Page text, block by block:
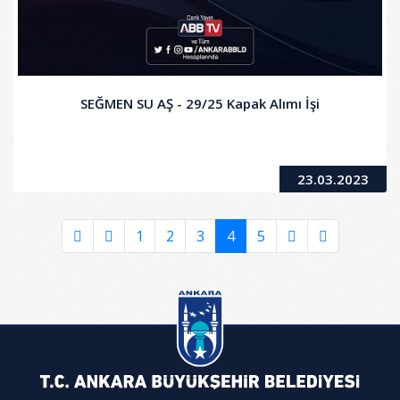
SEĞMEN SU AŞ - 29/25 Kapak Alımı İşi
23.03.2023
1 2 3 4 5